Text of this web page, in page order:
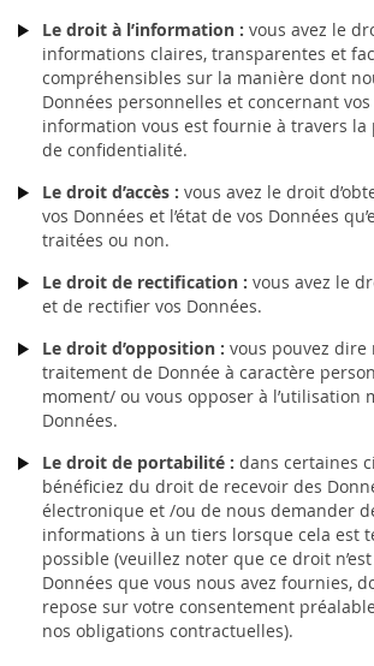
Le droit à l’information : vous avez le
informations claires, transparentes et
compréhensibles sur la manière dont
Données personnelles et concernant
information vous est fournie à travers
de confidentialité.
Le droit d’accès : vous avez le droit
vos Données et l’état de vos Données
traitées ou non.
Le droit de rectification : vous avez le
et de rectifier vos Données.
Le droit d’opposition : vous pouvez dire
traitement de Donnée à caractère
moment/ ou vous opposer à l’utilisation
Données.
Le droit de portabilité : dans certaines
bénéficiez du droit de recevoir des
électronique et /ou de nous demander
informations à un tiers lorsque cela est
possible (veuillez noter que ce droit
Données que vous nous avez fournies,
repose sur votre consentement
nos obligations contractuelles).